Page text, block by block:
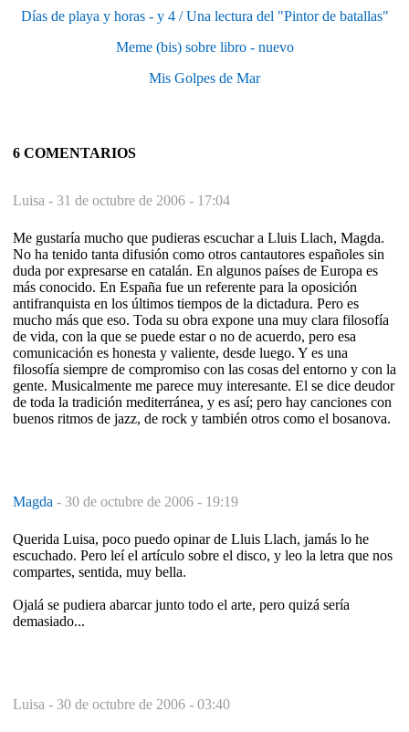
Días de playa y horas - y 4 / Una lectura del "Pintor de batallas"
Meme (bis) sobre libro - nuevo
Mis Golpes de Mar
6 COMENTARIOS
Luisa - 31 de octubre de 2006 - 17:04
Me gustaría mucho que pudieras escuchar a Lluis Llach, Magda.
No ha tenido tanta difusión como otros cantautores españoles sin
duda por expresarse en catalán. En algunos países de Europa es
más conocido. En España fue un referente para la oposición
antifranquista en los últimos tiempos de la dictadura. Pero es
mucho más que eso. Toda su obra expone una muy clara filosofía
de vida, con la que se puede estar o no de acuerdo, pero esa
comunicación es honesta y valiente, desde luego. Y es una
filosofía siempre de compromiso con las cosas del entorno y con la
gente. Musicalmente me parece muy interesante. El se dice deudor
de toda la tradición mediterránea, y es así; pero hay canciones con
buenos ritmos de jazz, de rock y también otros como el bosanova.
Magda - 30 de octubre de 2006 - 19:19
Querida Luisa, poco puedo opinar de Lluis Llach, jamás lo he
escuchado. Pero leí el artículo sobre el disco, y leo la letra que nos
compartes, sentida, muy bella.
Ojalá se pudiera abarcar junto todo el arte, pero quizá sería
demasiado...
Luisa - 30 de octubre de 2006 - 03:40